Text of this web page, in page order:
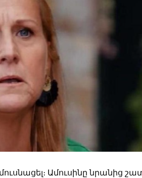
Ամուսինը նրանից շատ